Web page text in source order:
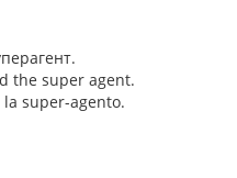
the super agent.
super-agento.